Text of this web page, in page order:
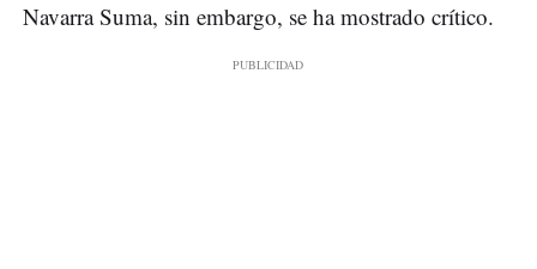
Navarra Suma, sin embargo, se ha mostrado crítico.